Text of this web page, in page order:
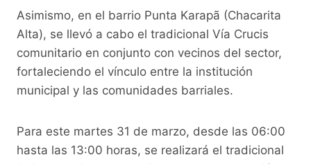
Asimismo, en el barrio Punta Karapã (Chacarita
Alta), se llevó a cabo el tradicional Vía Crucis
comunitario en conjunto con vecinos del sector,
fortaleciendo el vínculo entre la institución
municipal y las comunidades barriales.
Para este martes 31 de marzo, desde las 06:00
hasta las 13:00 horas, se realizará el tradicional